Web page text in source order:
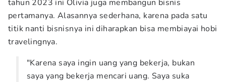
tahun 2023 ini Olivia juga membangun bisnis
pertamanya. Alasannya sederhana, karena pada satu
titik nanti bisnisnya ini diharapkan bisa membiayai hobi
travelingnya.
"Karena saya ingin uang yang bekerja, bukan
saya yang bekerja mencari uang. Saya suka